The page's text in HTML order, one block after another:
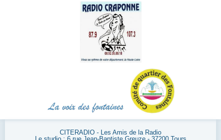
CITERADIO - Les Amis de la Radio